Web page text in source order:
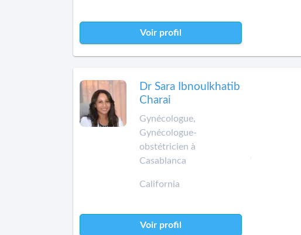
Voir profil
Dr Sara Ibnoulkhatib
Charai
Gynécologue,
Gynécologue-
obstétricien à
Casablanca
California
Voir profil